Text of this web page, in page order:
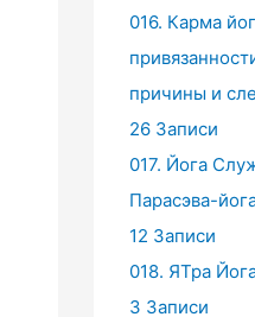
016. Карма
причины и
26 Записи
017. Йога
Парасэва-
12 Записи
018. ЯТра
3 Записи